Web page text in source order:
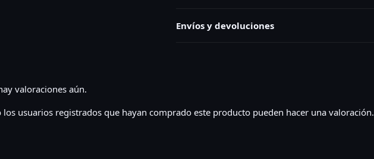
Envíos y devoluciones
valoraciones aún.
los usuarios registrados que hayan comprado este producto pueden hacer una valoración.